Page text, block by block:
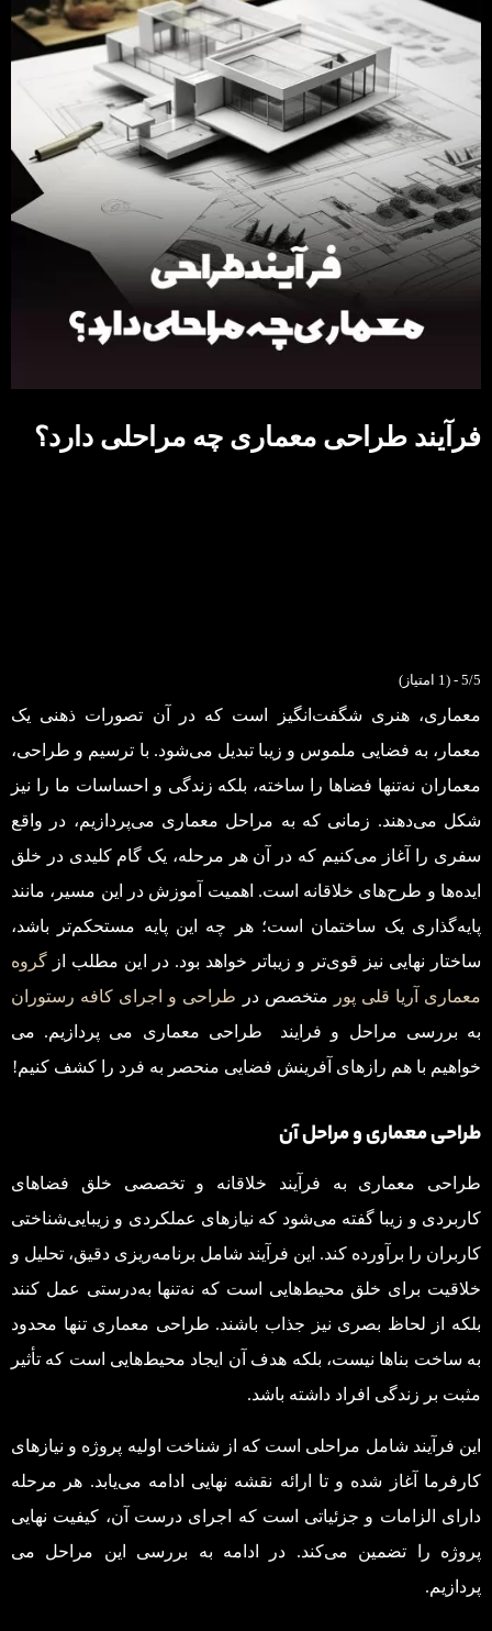
فرآیند طراحی معماری چه مراحلی دارد؟
5/5 - (1 امتیاز)
معماری، هنری شگفت‌انگیز است که در آن تصورات ذهنی یک
معمار، به فضایی ملموس و زیبا تبدیل می‌شود. با ترسیم و طراحی،
معماران نه‌تنها فضاها را ساخته، بلکه زندگی و احساسات ما را نیز
شکل می‌دهند. زمانی که به مراحل معماری می‌پردازیم، در واقع
سفری را آغاز می‌کنیم که در آن هر مرحله، یک گام کلیدی در خلق
ایده‌ها و طرح‌های خلاقانه است. اهمیت آموزش در این مسیر، مانند
پایه‌گذاری یک ساختمان است؛ هر چه این پایه مستحکم‌تر باشد،
ساختار نهایی نیز قوی‌تر و زیباتر خواهد بود. در این مطلب از گروه
معماری آریا قلی پور
متخصص در طراحی و اجرای کافه رستوران
به بررسی مراحل و فرایند طراحی معماری می پردازیم. می
خواهیم با هم رازهای آفرینش فضایی منحصر به فرد را کشف کنیم!
طراحی معماری و مراحل آن
طراحی معماری به فرآیند خلاقانه و تخصصی خلق فضاهای
کاربردی و زیبا گفته می‌شود که نیازهای عملکردی و زیبایی‌شناختی
کاربران را برآورده کند. این فرآیند شامل برنامه‌ریزی دقیق، تحلیل و
خلاقیت برای خلق محیط‌هایی است که نه‌تنها به‌درستی عمل کنند
بلکه از لحاظ بصری نیز جذاب باشند. طراحی معماری تنها محدود
به ساخت بناها نیست، بلکه هدف آن ایجاد محیط‌هایی است که تأثیر
مثبت بر زندگی افراد داشته باشد.
این فرآیند شامل مراحلی است که از شناخت اولیه پروژه و نیازهای
کارفرما آغاز شده و تا ارائه نقشه نهایی ادامه می‌یابد. هر مرحله
دارای الزامات و جزئیاتی است که اجرای درست آن، کیفیت نهایی
پروژه را تضمین می‌کند. در ادامه به بررسی این مراحل می
پردازیم.